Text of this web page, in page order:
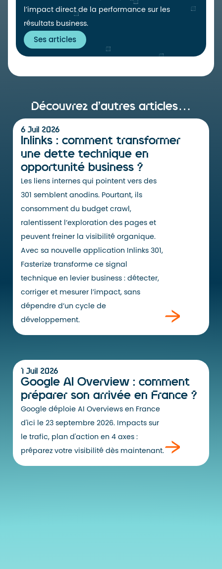
l’impact direct de la performance sur les
résultats business.
Ses articles
Découvrez d’autres articles…
6 Juil 2026
Inlinks : comment transformer
une dette technique en
opportunité business ?
Les liens internes qui pointent vers des
301 semblent anodins. Pourtant, ils
consomment du budget crawl,
ralentissent l’exploration des pages et
peuvent freiner la visibilité organique.
Avec sa nouvelle application Inlinks 301,
Fasterize transforme ce signal
technique en levier business : détecter,
corriger et mesurer l’impact, sans
dépendre d’un cycle de
développement.
1 Juil 2026
Google AI Overview : comment
préparer son arrivée en France ?
Google déploie AI Overviews en France
d'ici le 23 septembre 2026. Impacts sur
le trafic, plan d'action en 4 axes :
préparez votre visibilité dès maintenant.